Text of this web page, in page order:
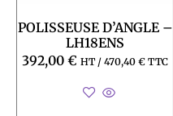
POLISSEUSE D’ANGLE –
LH18ENS
392,00 € HT / 470,40 € TTC